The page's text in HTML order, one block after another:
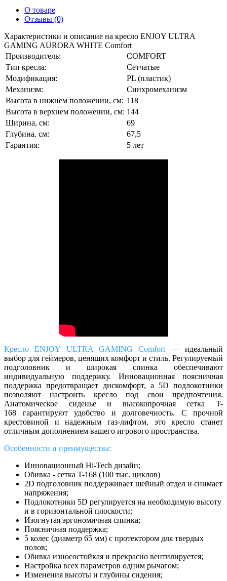
О товаре
Отзывы (0)
Характеристики и описание на кресло ENJOY ULTRA
GAMING AURORA WHITE Comfort
Производитель:
COMFORT
Тип кресла:
Сетчатые
Модификация:
PL (пластик)
Механизм:
Синхромеханизм
Высота в нижнем положении, см: 118
Высота в верхнем положении, см: 144
Ширина, см:
69
Глубина, см:
67,5
Гарантия:
5 лет
Кресло ENJOY ULTRA GAMING Comfort— идеальный
выбор для геймеров, ценящих комфорт и стиль. Регулируемый
подголовник и широкая спинка обеспечивают
индивидуальную поддержку. Инновационная поясничная
поддержка предотвращает дискомфорт, а 5D подлокотники
позволяют настроить кресло под свои предпочтения.
Анатомическое сиденье и высокопрочная сетка T-
168 гарантируют удобство и долговечность. С прочной
крестовиной и надежным газ-лифтом, это кресло станет
отличным дополнением вашего игрового пространства.
Особенности и преимущества:
Инновационный Hi-Tech дизайн;
Обивка - сетка T-168 (100 тыс. циклов)
2D подголовник поддерживает шейный отдел и снимает
напряжения;
Подлокотники 5D регулируется на необходимую высоту
и в горизонтальной плоскости;
Изогнутая эргономичная спинка;
Поясничная поддержка;
5 колес (диаметр 65 мм) с протектором для твердых
полов;
Обивка износостойкая и прекрасно вентилируется;
Настройка всех параметров одним рычагом;
Изменения высоты и глубины сидения;